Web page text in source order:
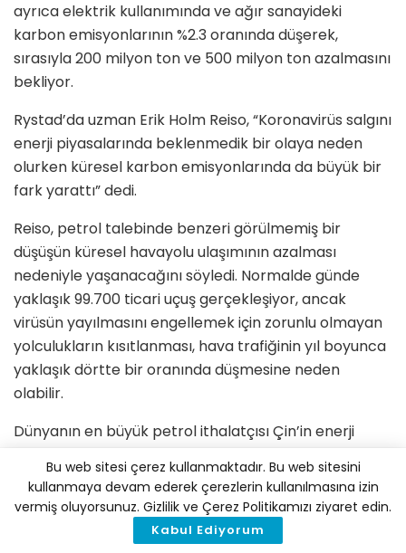
ayrıca elektrik kullanımında ve ağır sanayideki
karbon emisyonlarının %2.3 oranında düşerek,
sırasıyla 200 milyon ton ve 500 milyon ton azalmasını
bekliyor.
Rystad’da uzman Erik Holm Reiso, “Koronavirüs salgını
enerji piyasalarında beklenmedik bir olaya neden
olurken küresel karbon emisyonlarında da büyük bir
fark yarattı” dedi.
Reiso, petrol talebinde benzeri görülmemiş bir
düşüşün küresel havayolu ulaşımının azalması
nedeniyle yaşanacağını söyledi. Normalde günde
yaklaşık 99.700 ticari uçuş gerçekleşiyor, ancak
virüsün yayılmasını engellemek için zorunlu olmayan
yolculukların kısıtlanması, hava trafiğinin yıl boyunca
yaklaşık dörtte bir oranında düşmesine neden
olabilir.
Dünyanın en büyük petrol ithalatçısı Çin’in enerji
ancak Rystad, Eylül’e kadar tam anlamıyla bir dönüş
yapmasının beklenmediğini söylüyor. Resio, “Asıl soru
virüsün uzun dönemdeki etkisi. Eğer uzaktan
Bu web sitesi çerez kullanmaktadır. Bu web sitesini
kullanmaya devam ederek çerezlerin kullanılmasına izin
vermiş oluyorsunuz. Gizlilik ve Çerez Politikamızı ziyaret edin.
Kabul Ediyorum